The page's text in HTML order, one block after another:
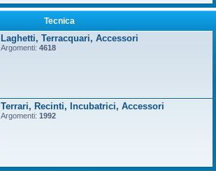
Tecnica
Laghetti, Terracquari, Accessori
Argomenti: 4618
Terrari, Recinti, Incubatrici, Accessori
Argomenti: 1992